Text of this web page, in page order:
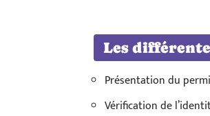
Les
Présentation du
Vérification de